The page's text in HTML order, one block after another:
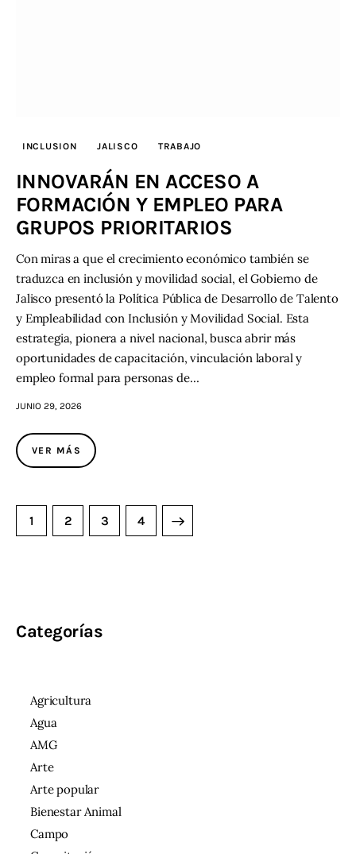
INCLUSION JALISCO TRABAJO
INNOVARÁN EN ACCESO A
FORMACIÓN Y EMPLEO PARA
GRUPOS PRIORITARIOS
Con miras a que el crecimiento económico también se
traduzca en inclusión y movilidad social, el Gobierno de
Jalisco presentó la Política Pública de Desarrollo de Talento
y Empleabilidad con Inclusión y Movilidad Social. Esta
estrategia, pionera a nivel nacional, busca abrir más
oportunidades de capacitación, vinculación laboral y
empleo formal para personas de…
JUNIO 29, 2026
VER MÁS
1 2 3 4
>
Categorías
Agricultura
Agua
AMG
Arte
Arte popular
Bienestar Animal
Campo